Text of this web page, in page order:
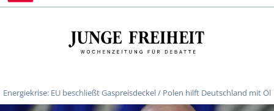
Energiekrise: EU beschließt Gaspreisdeckel / Polen hilft Deutschland mit Öl